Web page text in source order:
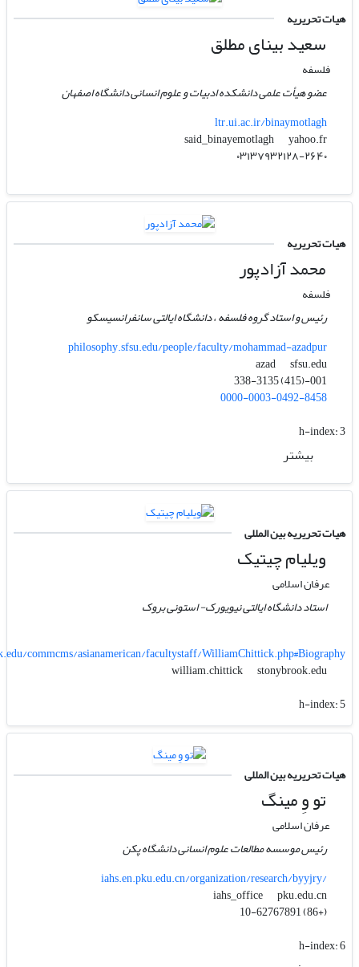
هیات تحریریه
سعید بینای مطلق
فلسفه
عضو هیأت علمی دانشکده ادبیات و علوم انسانی دانشگاه اصفهان
ltr.ui.ac.ir/binaymotlagh
said_binayemotlagh
yahoo.fr
۰۳۱۳۷۹۳۲۱۲۸-۲۶۴۰
هیات تحریریه
محمد آزادپور
فلسفه
رئیس و استاد گروه فلسفه ، دانشگاه ایالتی سانفرانسیسکو
philosophy.sfsu.edu/people/faculty/mohammad-azadpur
azad
sfsu.edu
0000-0003-0492-8458
h-index:3
بیشتر
هیات تحریریه بین المللی
ویلیام چیتیک
عرفان اسلامی
استاد دانشگاه ایالتی نیویورک- استونی بروک
commcms/asianamerican/facultystaff/WilliamChittick.php#Biography
william.chittick
stonybrook.edu
h-index:5
هیات تحریریه بین المللی
تو وِ مینگ
عرفان اسلامی
رئیس موسسه مطالعات علوم انسانی دانشگاه پکن
iahs.en.pku.edu.cn/organization/research/byyjry/
iahs_office
pku.edu.cn
(+86) 10-62767891
h-index:6